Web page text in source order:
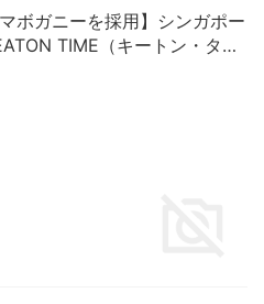
ボガニーを採用】シンガポー
TIME（キートン・タイ